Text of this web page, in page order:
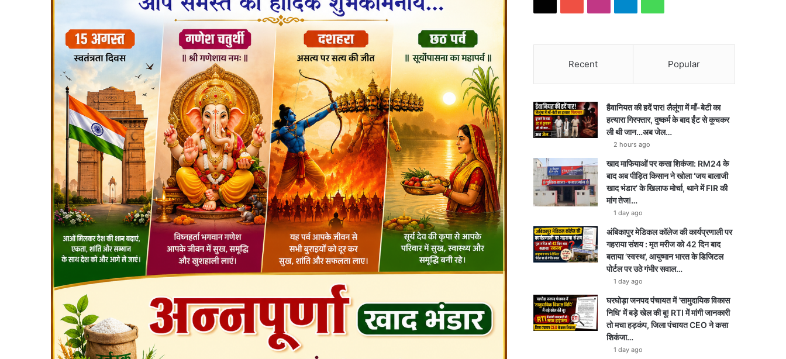
Recent Popular
हैवानियत की हदें पार! लैलूंगा में माँ-बेटी का
हत्यारा गिरफ्तार, दुष्कर्म के बाद ईंट से कूचकर
ली थी जान…अब जेल…
2 hours ago
खाद माफियाओं पर कसा शिकंजा: RM24 के
बाद अब पीड़ित किसान ने खोला ‘जय बालाजी
खाद भंडार’ के खिलाफ मोर्चा, थाने में FIR की
मांग तेज!…
1 day ago
अंबिकापुर मेडिकल कॉलेज की कार्यप्रणाली पर
गहराया संशय : मृत मरीज को 42 दिन बाद
बताया ‘स्वस्थ’, आयुष्मान भारत के डिजिटल
पोर्टल पर उठे गंभीर सवाल…
1 day ago
घरघोड़ा जनपद पंचायत में ‘सामुदायिक विकास
निधि’ में बड़े खेल की बू! RTI में मांगी जानकारी
तो मचा हड़कंप, जिला पंचायत CEO ने कसा
शिकंजा…
1 day ago